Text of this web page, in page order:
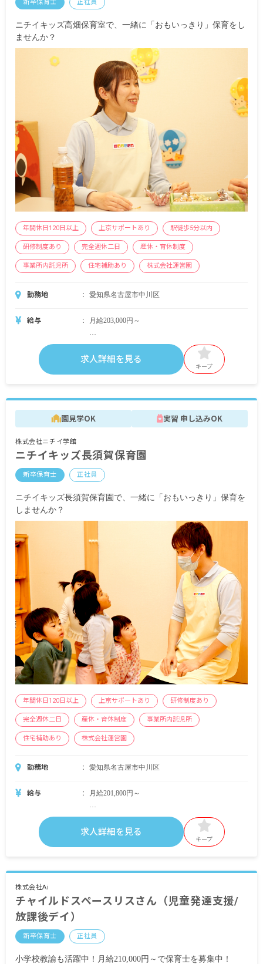
新卒保育士 正社員
ニチイキッズ高畑保育室で、一緒に「おもいっきり」保育をし
ませんか？
年間休日120日以上 上京サポートあり 駅徒歩5分以内
研修制度あり 完全週休二日 産休・育休制度
事業所内託児所 住宅補助あり 株式会社運営園
勤務地 愛知県名古屋市中川区
給与 月給203,000円～
＜別途支給手当＞
■交通費支給 月上限50,000円
■昇給（年1回）
■賞与年3回（6月／12月／3月）2024年実績：全国
※3月分は、処遇改善加算一時金支給です
※経験・能力・会社業績によります
※評価期間中に基準に満たす勤務実績がない等の
求人詳細を見る
キープ
園見学OK 実習 申し込みOK
株式会社ニチイ学館
ニチイキッズ長須賀保育園
新卒保育士 正社員
ニチイキッズ長須賀保育園で、一緒に「おもいっきり」保育を
しませんか？
年間休日120日以上 上京サポートあり 研修制度あり
完全週休二日 産休・育休制度 事業所内託児所
住宅補助あり 株式会社運営園
勤務地 愛知県名古屋市中川区
給与 月給201,800円～
＜別途支給手当＞
■交通費支給 月上限50,000円
■賞与年3回（6月／12月／3月）2024年実績：全国
※経験・能力・会社業績によります
※評価期間中に基準に満たす勤務実績がない等の
事情がある場合は支給額が0円になります
求人詳細を見る
キープ
株式会社Ai
チャイルドスペースリスさん（児童発達支援/
放課後デイ）
新卒保育士 正社員
小学校教諭も活躍中！月給210,000円～で保育士を募集中！